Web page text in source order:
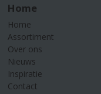
Home
Home
Assortiment
Over ons
Nieuws
Inspiratie
Contact